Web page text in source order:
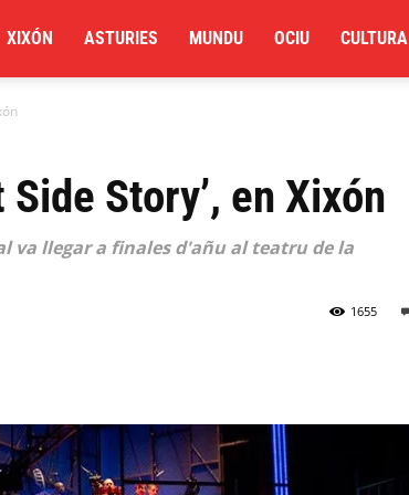
XIXÓN ASTURIES MUNDU OCIU CULTURA
Story’, en Xixón
va llegar a finales d'añu al teatru de la
1655